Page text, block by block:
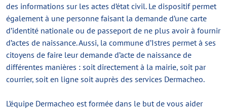
des informations sur les actes d’état civil. Le dispositif permet
également à une personne faisant la demande d’une carte
d’identité nationale ou de passeport de ne plus avoir à fournir
d’actes de naissance. Aussi, la commune d’Istres permet à ses
citoyens de faire leur demande d’acte de naissance de
différentes manières : soit directement à la mairie, soit par
courrier, soit en ligne soit auprès des services Dermacheo.
L’équipe Dermacheo est formée dans le but de vous aider